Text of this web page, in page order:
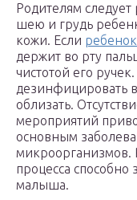
Родителям
шею и грудь
кожи. Если ребенок
держит во рту
чистотой его
дезинфицировать
облизать.
мероприятий
основным
микроорганизмов.
процесса способно
малыша.